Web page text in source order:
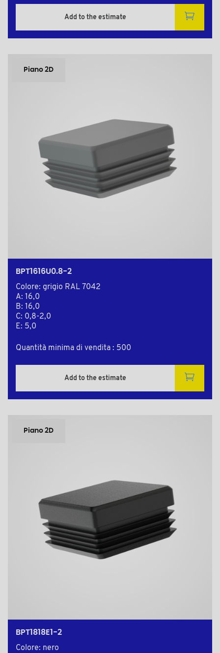
Add to the estimate
Piano 2D
BPT1616U0.8-2
Colore: grigio RAL 7042
A: 16,0
B: 16,0
C: 0,8-2,0
E: 5,0
Quantità minima di vendita : 500
Add to the estimate
Piano 2D
BPT1818E1-2
Colore: nero